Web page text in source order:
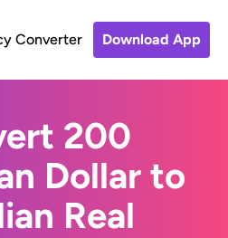
Converter Download App
200
Dollar to
Real